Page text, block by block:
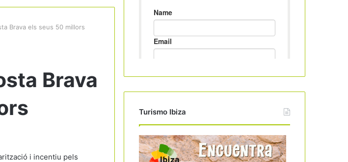
Brava els seus 50 millors
Brava
i incentiu pels
Turismo Ibiza